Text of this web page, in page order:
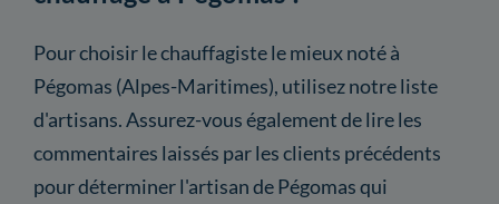
Pour choisir le chauffagiste le mieux noté à
Pégomas (Alpes-Maritimes), utilisez notre liste
d'artisans. Assurez-vous également de lire les
commentaires laissés par les clients précédents
pour déterminer l'artisan de Pégomas qui